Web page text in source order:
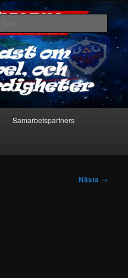
Sök
Samarbetspartners
Nästa →